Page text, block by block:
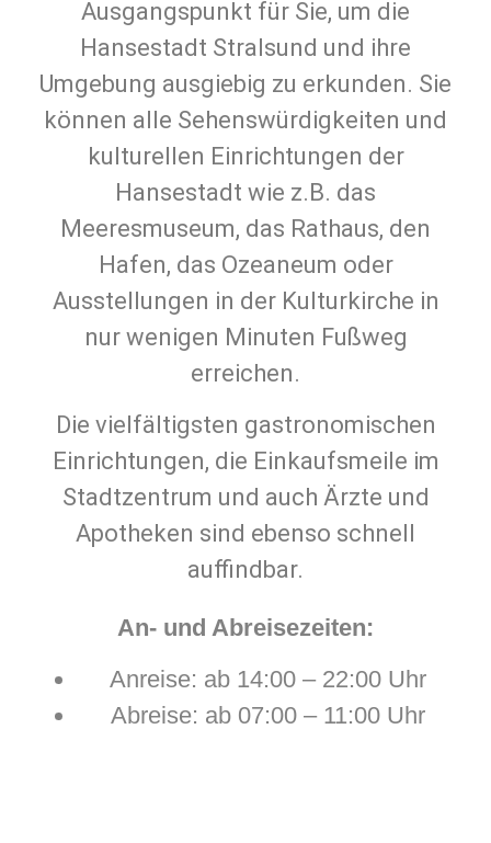
Ausgangspunkt für Sie, um die
Hansestadt Stralsund und ihre
Umgebung ausgiebig zu erkunden. Sie
können alle Sehenswürdigkeiten und
kulturellen Einrichtungen der
Hansestadt wie z.B. das
Meeresmuseum, das Rathaus, den
Hafen, das Ozeaneum oder
Ausstellungen in der Kulturkirche in
nur wenigen Minuten Fußweg
erreichen.
Die vielfältigsten gastronomischen
Einrichtungen, die Einkaufsmeile im
Stadtzentrum und auch Ärzte und
Apotheken sind ebenso schnell
auffindbar.
An- und Abreisezeiten:
Anreise: ab 14:00 – 22:00 Uhr
Abreise: ab 07:00 – 11:00 Uhr